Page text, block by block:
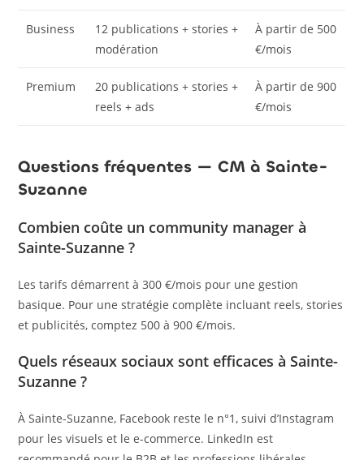
Business
12 publications + stories +
modération
À partir de 500
€/mois
Premium
20 publications + stories +
reels + ads
À partir de 900
€/mois
Questions fréquentes — CM à Sainte-
Suzanne
Combien coûte un community manager à
Sainte-Suzanne ?
Les tarifs démarrent à 300 €/mois pour une gestion
basique. Pour une stratégie complète incluant reels, stories
et publicités, comptez 500 à 900 €/mois.
Quels réseaux sociaux sont efficaces à Sainte-
Suzanne ?
À Sainte-Suzanne, Facebook reste le n°1, suivi d’Instagram
pour les visuels et le e-commerce. LinkedIn est